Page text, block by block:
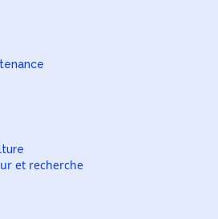
et recherche